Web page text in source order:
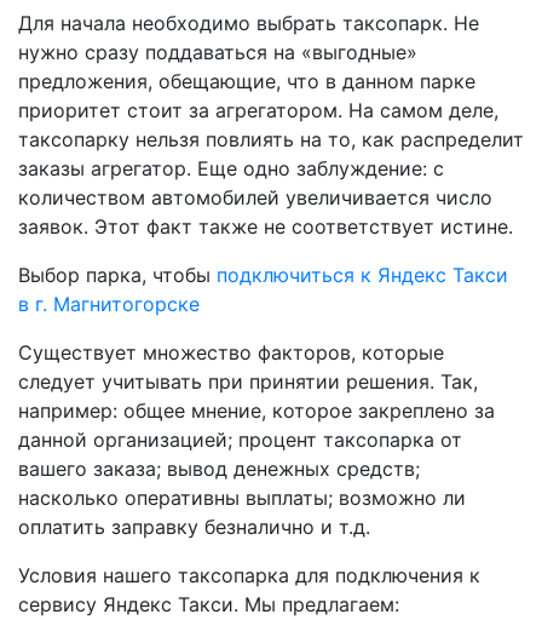
Для начала необходимо выбрать таксопарк. Не
нужно сразу поддаваться на «выгодные»
предложения, обещающие, что в данном парке
приоритет стоит за агрегатором. На самом деле,
таксопарку нельзя повлиять на то, как распределит
заказы агрегатор. Еще одно заблуждение: с
количеством автомобилей увеличивается число
заявок. Этот факт также не соответствует истине.
Выбор парка, чтобы подключиться к Яндекс Такси
в г. Магнитогорске
Существует множество факторов, которые
следует учитывать при принятии решения. Так,
например: общее мнение, которое закреплено за
данной организацией; процент таксопарка от
вашего заказа; вывод денежных средств;
насколько оперативны выплаты; возможно ли
оплатить заправку безналично и т.д.
Условия нашего таксопарка для подключения к
сервису Яндекс Такси. Мы предлагаем: